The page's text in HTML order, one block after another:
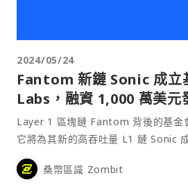
2024/05/24
Fantom 新鏈 Sonic 成立
Labs，融資 1,000 萬美元
Layer 1 區塊鏈 Fantom 背後的基金
它將為其新的高吞吐量 L1 鏈 Sonic
Labs，作為主要支援機構。⋯
桑幣區識 Zombit